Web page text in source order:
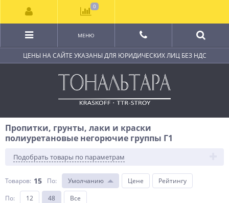
ЦЕНЫ НА САЙТЕ УКАЗАНЫ ДЛЯ ЮРИДИЧЕСКИХ ЛИЦ БЕЗ НДС
МЕНЮ
Пропитки, грунты, лаки и краски
полиуретановые негорючие группы Г1
Подобрать товары по параметрам
Товаров: 15 По: Умолчанию Цене
Рейтингу
По: 12 48 Все
0